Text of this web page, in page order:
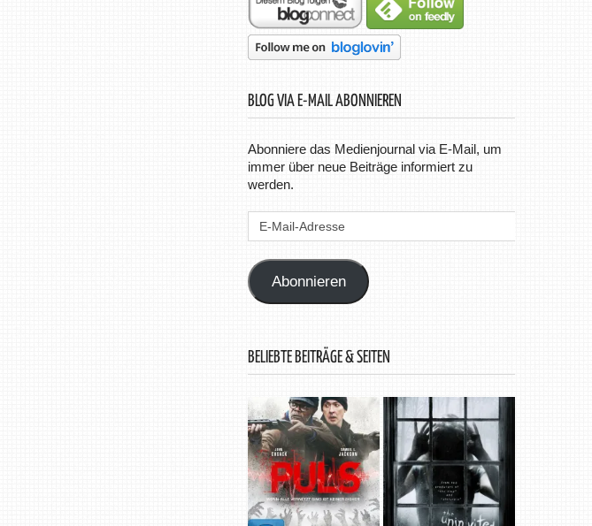
BLOG VIA E-MAIL ABONNIEREN
Abonniere das Medienjournal via E-Mail, um
immer über neue Beiträge informiert zu
werden.
E-
Abonnieren
BELIEBTE BEITRÄGE & SEITEN